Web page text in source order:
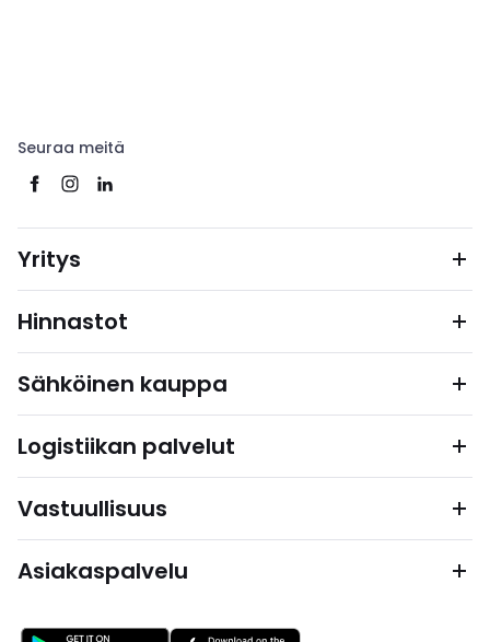
Seuraa meitä
Yritys
Hinnastot
Sähköinen kauppa
Logistiikan palvelut
Vastuullisuus
Asiakaspalvelu